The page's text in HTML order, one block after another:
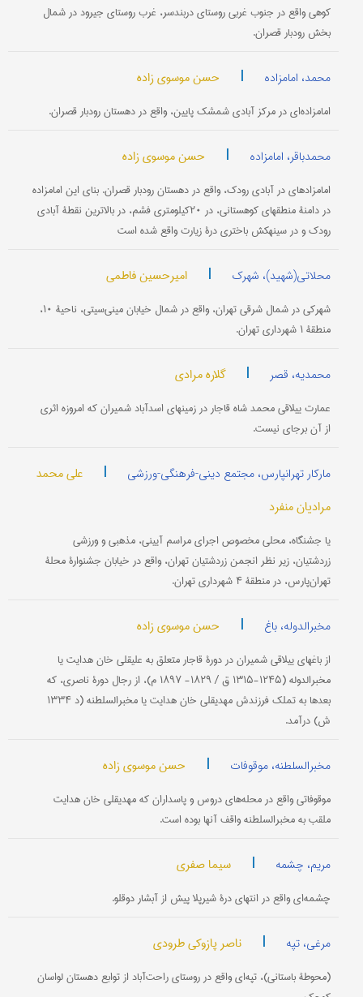
کوهی واقع در جنوب غربی روستای دربندسر، غرب روستای جیرود در شمال
بخش رودبار قصران.
محمد، امامزاده | حسن موسوی زاده
امامزاده‌ای در مرکز آبادی شمشک پایین، واقع در دهستان رودبار قصران.
محمدباقر، امامزاده | حسن موسوی زاده
امامزاده‎ای در آبادی رودک، واقع در دهستان رودبار قصران. بنای این امامزاده
در دامنۀ منطقه‎ای کوهستانی، در ۲۰کیلومتری فشم، در بالاترین نقطۀ آبادی
رودک و در سینه‎کش باختری درۀ زیارت واقع شده است
محلاتی(شهید)، شهرک | امیرحسین فاطمی
شهرکی در شمال شرقی تهران، واقع در شمال خیابان مینی‌سیتی، ناحیۀ ۱۰،
منطقۀ ۱ شهرداری تهران.
محمدیه، قصر | گلاره مرادی
عمارت ییلاقی محمد شاه قاجار در زمینهای اسدآباد شمیران که امروزه اثری
از آن برجای نیست.
مارکار تهرانپارس، مجتمع دینی-فرهنگی-ورزشی |
علی محمد
مرادیان منفرد
یا جشنگاه، محلی مخصوص اجرای مراسم آیینی، مذهبی و ورزشی
زردشتیان، زیر نظر انجمن زردشتیان تهران، واقع در خیابان جشنوارۀ محلۀ
تهران‌پارس، در منطقۀ ۴ شهرداری تهران.
مخبرالدوله، باغ | حسن موسوی زاده
از باغهای ییلاقی شمیران در دورۀ قاجار متعلق به علیقلی خان هدایت یا
مخبرالدوله (۱۲۴۵-۱۳۱۵ ق / ۱۸۲۹- ۱۸۹۷ م)، از رجال دورۀ ناصری، که
بعدها به تملک فرزندش مهدیقلی خان هدایت یا مخبرالسلطنه (د ۱۳۳۴
ش) درآمد.
مخبرالسلطنه، موقوفات | حسن موسوی زاده
موقوفاتی واقع در محله‌های دروس و پاسداران که مهدیقلی خان هدایت
ملقب به مخبرالسلطنه واقف آنها بوده است.
مریم، چشمه | سیما صفری
چشمه‌ای واقع در انتهای درۀ شیرپلا پیش از آبشار دوقلو.
مرغی، تپه | ناصر پازوکی طرودی
(محوطۀ باستانی)، تپه‌ای واقع در روستای راحت‌آباد از توابع دهستان لواسان